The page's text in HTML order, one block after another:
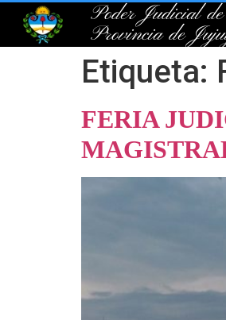
Poder Judicial
Provincia de
Etiqueta:
FERIA